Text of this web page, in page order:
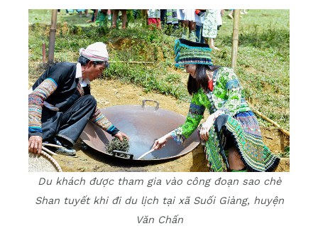
Du khách được tham gia vào công đoạn sao chè
Shan tuyết khi đi du lịch tại xã Suối Giàng, huyện
Văn Chấn